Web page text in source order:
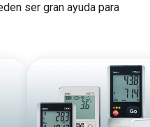
ser gran ayuda para